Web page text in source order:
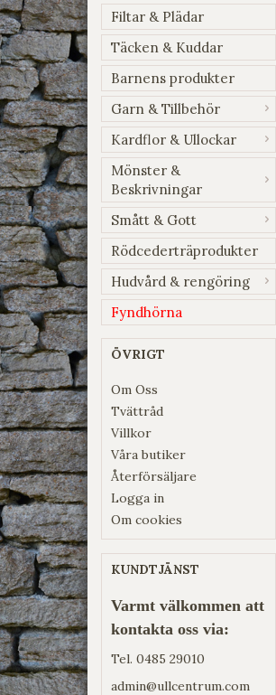
Filtar & Plädar
Täcken & Kuddar
Barnens produkter
Garn & Tillbehör
Kardflor & Ullockar
Mönster &
Beskrivningar
Smått & Gott
Rödcederträprodukter
Hudvård & rengöring
Fyndhörna
ÖVRIGT
Om Oss
Tvättråd
Villkor
Våra butiker
Återförsäljare
Logga in
Om cookies
KUNDTJÄNST
Varmt välkommen att
kontakta oss via:
Tel. 0485 29010
admin@ullcentrum.com